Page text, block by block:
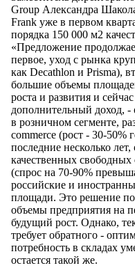
Group Александра
Frank уже в первом
порядка 150 000 м2
«Предложение
первое, уход с рынка
как Decathlon и Prisma),
большие объемы
роста и развития и
дополнительный доход, -
в розничном сегменте,
commerce (рост - 30-50%
последние несколько
качественных
(спрос на 70-90%
российские и
площади. Это решение
объемы предприятия на
будущий рост. Однако,
требует обратного -
потребность в складах
остается такой же.